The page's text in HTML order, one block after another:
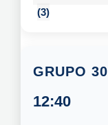
3
30
12:40